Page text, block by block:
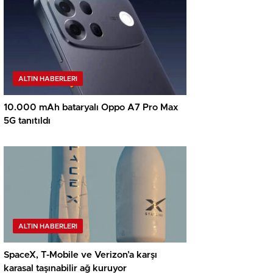
ALTIN HABERLERI
10.000 mAh bataryalı Oppo A7 Pro Max
5G tanıtıldı
ALTIN HABERLERI
SpaceX, T-Mobile ve Verizon’a karşı
karasal taşınabilir ağ kuruyor